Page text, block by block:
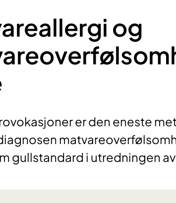
og
er den eneste
gullstandard i utredningen